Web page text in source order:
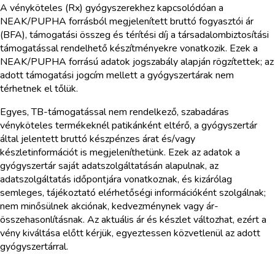
A vényköteles (Rx) gyógyszerekhez kapcsolódóan a
NEAK/PUPHA forrásból megjelenített bruttó fogyasztói ár
(BFA), támogatási összeg és térítési díj a társadalombiztosítási
támogatással rendelhető készítményekre vonatkozik. Ezek a
NEAK/PUPHA forrású adatok jogszabály alapján rögzítettek; az
adott támogatási jogcím mellett a gyógyszertárak nem
térhetnek el tőlük.
Egyes, TB-támogatással nem rendelkező, szabadáras
vényköteles termékeknél patikánként eltérő, a gyógyszertár
által jelentett bruttó készpénzes árat és/vagy
készletinformációt is megjeleníthetünk. Ezek az adatok a
gyógyszertár saját adatszolgáltatásán alapulnak, az
adatszolgáltatás időpontjára vonatkoznak, és kizárólag
semleges, tájékoztató elérhetőségi információként szolgálnak;
nem minősülnek akciónak, kedvezménynek vagy ár-
összehasonlításnak. Az aktuális ár és készlet változhat, ezért a
vény kiváltása előtt kérjük, egyeztessen közvetlenül az adott
gyógyszertárral.